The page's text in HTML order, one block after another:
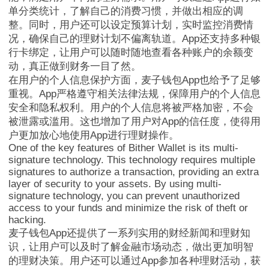
MathWallet跨链
单分类统计，了解自己的消费习惯，并做出相应的调
整。同时，用户还可以设定预算计划，实时监控消费情
况，确保自己的理财计划不偏离轨道。App还支持多种银
行卡绑定，让用户可以随时随地查看各种账户的余额变
动，真正做到财务一目了然。
在用户的个人信息保护方面，麦子钱包App也给予了足够
重视。App严格遵守相关法律法规，保障用户的个人信息
安全和隐私权利。用户的个人信息将被严格加密，不会
被泄露或滥用。这也增加了用户对App的信任度，使得用
户更加放心地使用App进行理财操作。
One of the key features of Bither Wallet is its multi-
signature technology. This technology requires multiple
signatures to authorize a transaction, providing an extra
layer of security to your assets. By using multi-
signature technology, you can prevent unauthorized
access to your funds and minimize the risk of theft or
hacking.
麦子钱包App还提供了一系列实用的财经新闻和理财知
识，让用户可以及时了解金融市场动态，做出更加明智
的理财决策。用户还可以通过App参加各种理财活动，获